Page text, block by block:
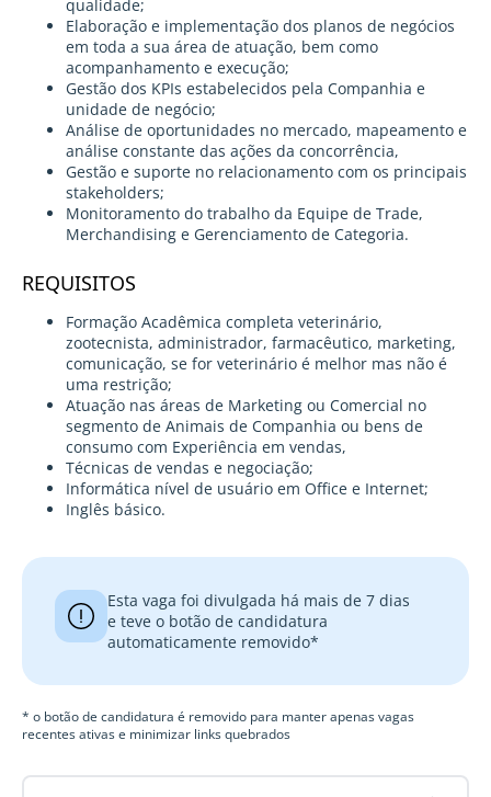
qualidade;
Elaboração e implementação dos planos de negócios
em toda a sua área de atuação, bem como
acompanhamento e execução;
Gestão dos KPIs estabelecidos pela Companhia e
unidade de negócio;
Análise de oportunidades no mercado, mapeamento e
análise constante das ações da concorrência,
Gestão e suporte no relacionamento com os principais
stakeholders;
Monitoramento do trabalho da Equipe de Trade,
Merchandising e Gerenciamento de Categoria.
REQUISITOS
Formação Acadêmica completa veterinário,
zootecnista, administrador, farmacêutico, marketing,
comunicação, se for veterinário é melhor mas não é
uma restrição;
Atuação nas áreas de Marketing ou Comercial no
segmento de Animais de Companhia ou bens de
consumo com Experiência em vendas,
Técnicas de vendas e negociação;
Informática nível de usuário em Office e Internet;
Inglês básico.
Esta vaga foi divulgada há mais de 7 dias
e teve o botão de candidatura
automaticamente removido*
* o botão de candidatura é removido para manter apenas vagas
recentes ativas e minimizar links quebrados